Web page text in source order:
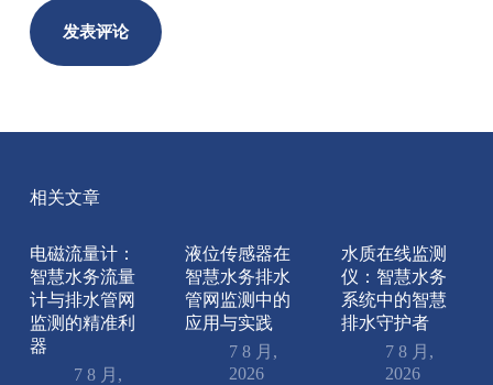
发表评论
相关文章
电磁流量计：
智慧水务流量
计与排水管网
监测的精准利
器
7 8 月,
液位传感器在
智慧水务排水
管网监测中的
应用与实践
7 8 月,
2026
水质在线监测
仪：智慧水务
系统中的智慧
排水守护者
7 8 月,
2026